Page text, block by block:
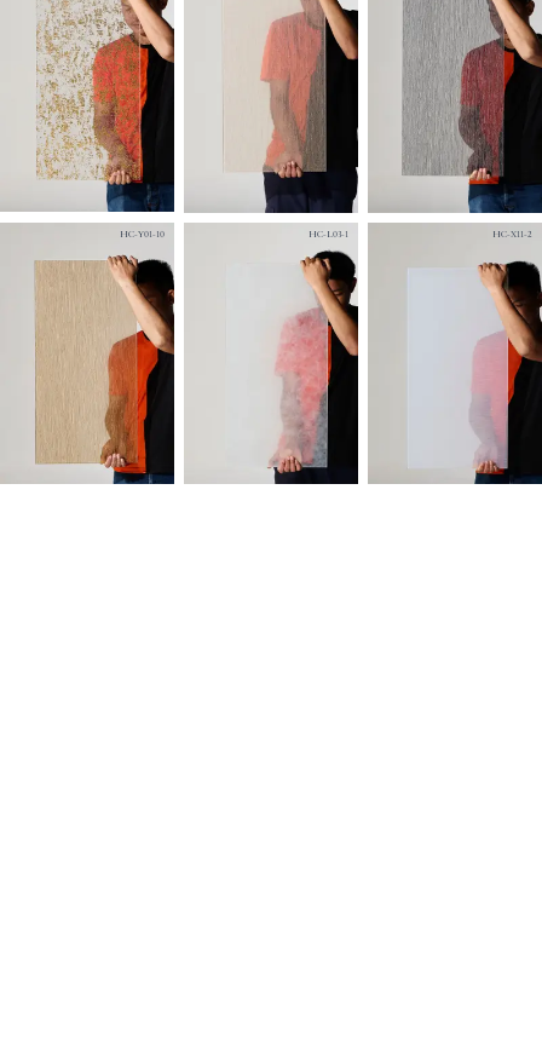
HC-Y01-10 HC-L03-1 HC-X11-2